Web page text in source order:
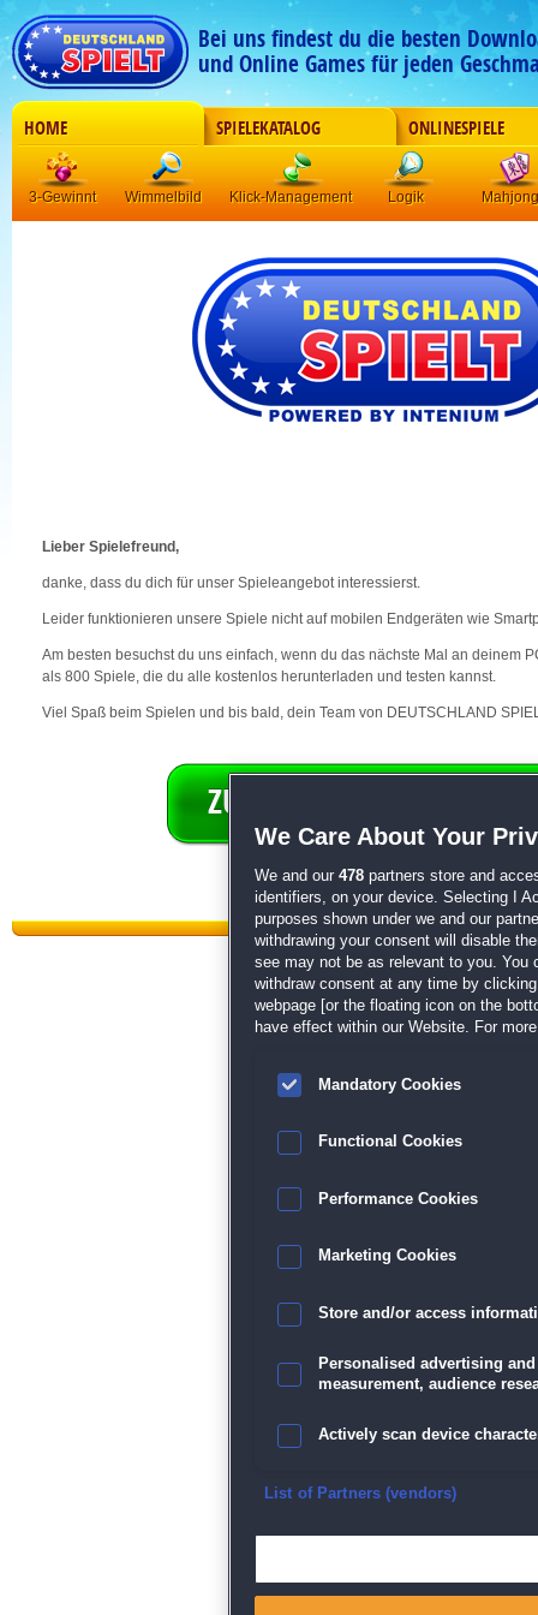
Bei uns findest du die besten
und Online Games für jeden
HOME SPIELEKATALOG ONLINESPIELE
3-Gewinnt Wimmelbild Klick-Management Logik Mahjong
Lieber Spielefreund,
danke, dass du dich für unser Spieleangebot interessierst.
Leider funktionieren unsere Spiele nicht auf mobilen Endgeräten wie
Am besten besuchst du uns einfach, wenn du das nächste Mal an deinem
als 800 Spiele, die du alle kostenlos herunterladen und testen kannst.
Viel Spaß beim Spielen und bis bald, dein Team von DEUTSCHLAND
Datenschutz| AGB|Impressum
We Care About Your
We and our 478 partners store and
identifiers, on your device. Selecting I
purposes shown under we and our
withdrawing your consent will disable
see may not be as relevant to you. You
withdraw consent at any time by
webpage [or the floating icon on the
have effect within our Website. For
Mandatory Cookies
Functional Cookies
Performance Cookies
Marketing Cookies
Store and/or access
Personalised advertising
measurement, audience
Actively scan device
Ensure security, prevent
List of Partners (vendors)